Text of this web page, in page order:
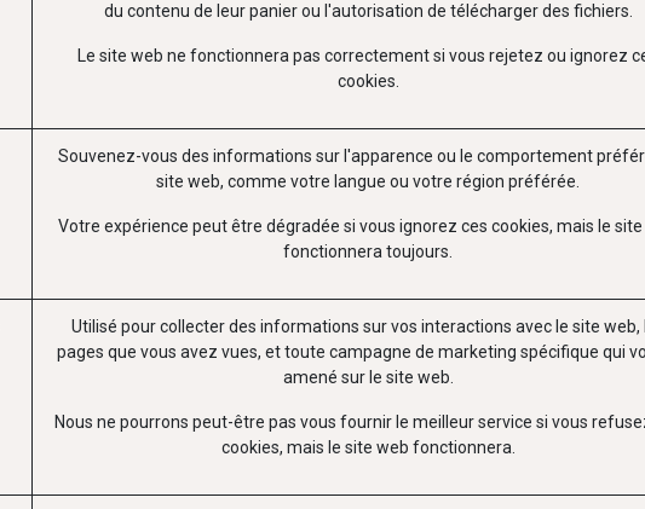
du contenu de leur panier ou l'autorisation de télécharger des fichiers.
Le site web ne fonctionnera pas correctement si vous rejetez ou ignorez
cookies.
Souvenez-vous des informations sur l'apparence ou le comportement
site web, comme votre langue ou votre région préférée.
Votre expérience peut être dégradée si vous ignorez ces cookies, mais le
fonctionnera toujours.
Utilisé pour collecter des informations sur vos interactions avec le site web,
pages que vous avez vues, et toute campagne de marketing spécifique qui
amené sur le site web.
Nous ne pourrons peut-être pas vous fournir le meilleur service si vous
cookies, mais le site web fonctionnera.